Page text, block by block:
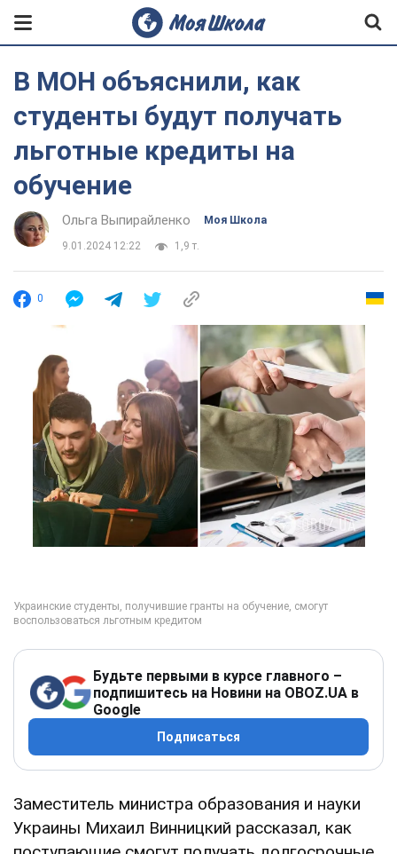
В МОН объяснили, как
студенты будут получать
льготные кредиты на
обучение
Ольга Выпирайленко Моя Школа
9.01.2024 12:22 1,9 т.
0
Будьте первыми в курсе главного –
подпишитесь на Новини на OBOZ.UA в
Google
Подписаться
Заместитель министра образования и науки
Украины Михаил Винницкий рассказал, как